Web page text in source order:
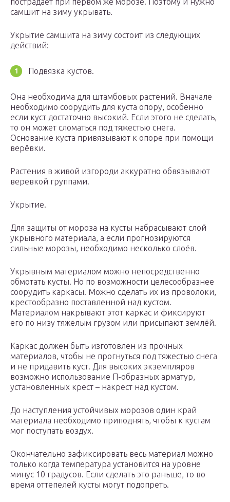
самшит на зиму укрывать.
Укрытие самшита на зиму состоит из следующих
действий:
Подвязка кустов.
Она необходима для штамбовых растений. Вначале
необходимо соорудить для куста опору, особенно
если куст достаточно высокий. Если этого не сделать,
то он может сломаться под тяжестью снега.
Основание куста привязывают к опоре при помощи
верёвки.
Растения в живой изгороди аккуратно обвязывают
веревкой группами.
Укрытие.
Для защиты от мороза на кусты набрасывают слой
укрывного материала, а если прогнозируются
сильные морозы, необходимо несколько слоёв.
Укрывным материалом можно непосредственно
обмотать кусты. Но по возможности целесообразнее
соорудить каркасы. Можно сделать их из проволоки,
крестообразно поставленной над кустом.
Материалом накрывают этот каркас и фиксируют
его по низу тяжелым грузом или присыпают землёй.
Каркас должен быть изготовлен из прочных
материалов, чтобы не прогнуться под тяжестью снега
и не придавить куст. Для высоких экземпляров
возможно использование П-образных арматур,
установленных крест – накрест над кустом.
До наступления устойчивых морозов один край
материала необходимо приподнять, чтобы к кустам
мог поступать воздух.
Окончательно зафиксировать весь материал можно
только когда температура установится на уровне
минус 10 градусов. Если сделать это раньше, то во
время оттепелей кусты могут подопреть.